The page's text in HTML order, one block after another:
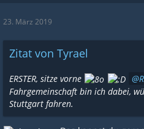
23. März 2019
Zitat von Tyrael
ERSTER, sitze vorne
Fahrgemeinschaft bin ich dabei,
Stuttgart fahren.